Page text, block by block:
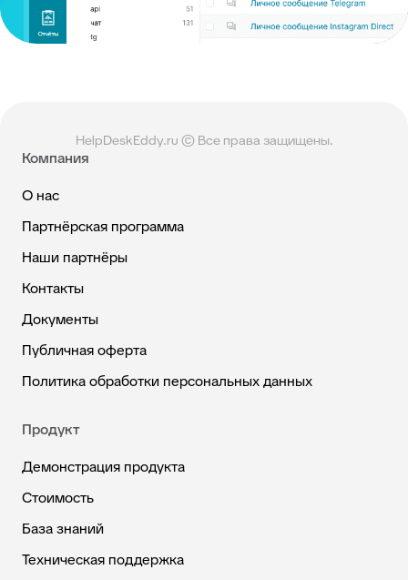
HelpDeskEddy.ru © Все права защищены.
Компания
О нас
Партнёрская программа
Наши партнёры
Контакты
Документы
Публичная оферта
Политика обработки персональных данных
Продукт
Демонстрация продукта
Стоимость
База знаний
Техническая поддержка